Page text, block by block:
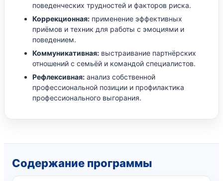
поведенческих трудностей и факторов риска.
Коррекционная: применение эффективных
приёмов и техник для работы с эмоциями и
поведением.
Коммуникативная: выстраивание партнёрских
отношений с семьёй и командой специалистов.
Рефлексивная: анализ собственной
профессиональной позиции и профилактика
профессионального выгорания.
Содержание программы